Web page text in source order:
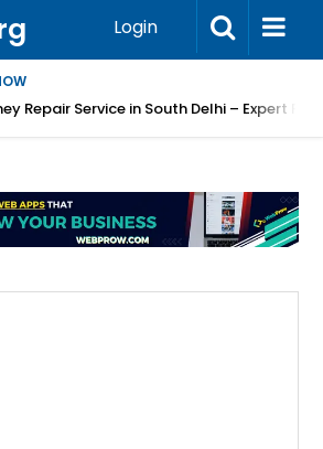
Login
Repair Service in South Delhi – Expert